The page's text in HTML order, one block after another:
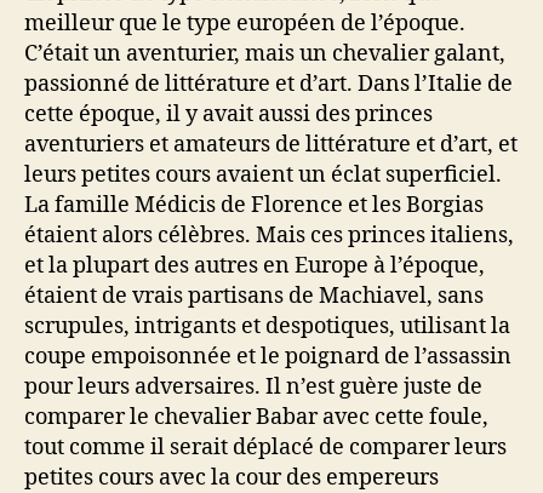
meilleur que le type européen de l’époque.
C’était un aventurier, mais un chevalier galant,
passionné de littérature et d’art. Dans l’Italie de
cette époque, il y avait aussi des princes
aventuriers et amateurs de littérature et d’art, et
leurs petites cours avaient un éclat superficiel.
La famille Médicis de Florence et les Borgias
étaient alors célèbres. Mais ces princes italiens,
et la plupart des autres en Europe à l’époque,
étaient de vrais partisans de Machiavel, sans
scrupules, intrigants et despotiques, utilisant la
coupe empoisonnée et le poignard de l’assassin
pour leurs adversaires. Il n’est guère juste de
comparer le chevalier Babar avec cette foule,
tout comme il serait déplacé de comparer leurs
petites cours avec la cour des empereurs